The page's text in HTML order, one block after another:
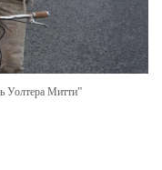
Уолтера Митти”